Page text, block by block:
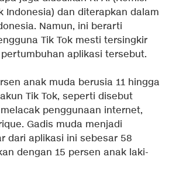
Indonesia) dan diterapkan dalam
Namun, ini berarti
Tik Tok mesti tersingkir
aplikasi tersebut.
anak muda berusia 11 hingga
Tik Tok, seperti disebut
penggunaan internet,
Gadis muda menjadi
dari aplikasi ini sebesar 58
dengan 15 persen anak laki-